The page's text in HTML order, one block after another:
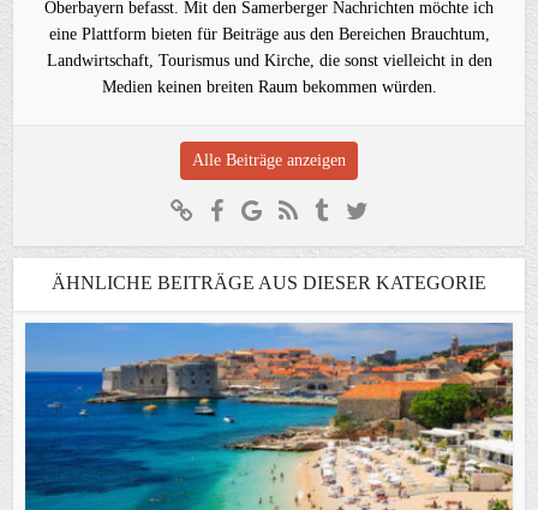
Oberbayern befasst. Mit den Samerberger Nachrichten möchte ich
eine Plattform bieten für Beiträge aus den Bereichen Brauchtum,
Landwirtschaft, Tourismus und Kirche, die sonst vielleicht in den
Medien keinen breiten Raum bekommen würden.
Alle Beiträge anzeigen
ÄHNLICHE BEITRÄGE AUS DIESER KATEGORIE